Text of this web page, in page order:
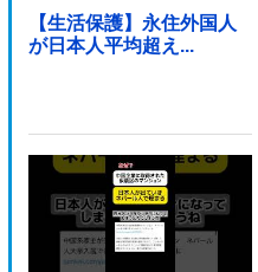
【生活保護】永住外国人
が日本人平均超え...